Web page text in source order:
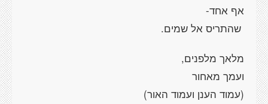
אף אחד-
שהתריס אל שמים.
מלאך מלפנים,
ועמך מאחור
(עמוד הענן ועמוד האור)